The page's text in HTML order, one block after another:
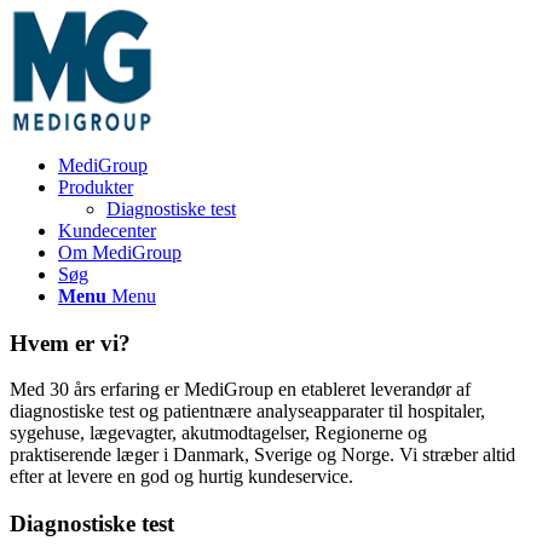
MediGroup
Produkter
Diagnostiske test
Kundecenter
Om MediGroup
Søg
Menu Menu
Hvem er vi?
Med 30 års erfaring er MediGroup en etableret leverandør af
diagnostiske test og patientnære analyseapparater til hospitaler,
sygehuse, lægevagter, akutmodtagelser, Regionerne og
praktiserende læger i Danmark, Sverige og Norge. Vi stræber altid
efter at levere en god og hurtig kundeservice.
Diagnostiske test